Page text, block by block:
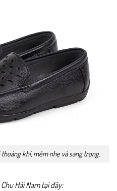
khí, mềm nhẹ và sang trọng.
Hải Nam tại đây: